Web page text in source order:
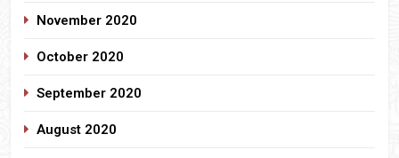
November 2020
October 2020
September 2020
August 2020